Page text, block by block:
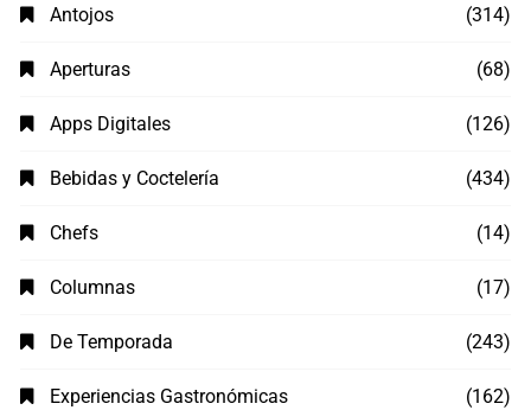
Antojos (314)
Aperturas (68)
Apps Digitales (126)
Bebidas y Coctelería (434)
Chefs (14)
Columnas (17)
De Temporada (243)
Experiencias Gastronómicas (162)